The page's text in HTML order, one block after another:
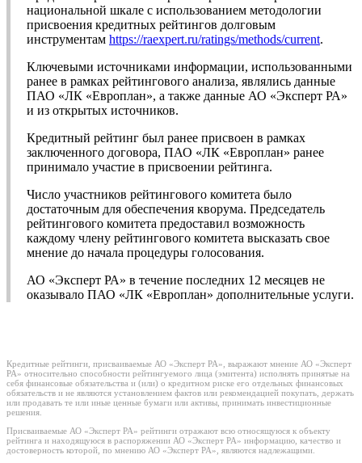
национальной шкале с использованием методологии
присвоения кредитных рейтингов долговым
инструментам https://raexpert.ru/ratings/methods/current.
Ключевыми источниками информации, использованными
ранее в рамках рейтингового анализа, являлись данные
ПАО «ЛК «Европлан», а также данные АО «Эксперт РА»
и из открытых источников.
Кредитный рейтинг был ранее присвоен в рамках
заключенного договора, ПАО «ЛК «Европлан» ранее
принимало участие в присвоении рейтинга.
Число участников рейтингового комитета было
достаточным для обеспечения кворума. Председатель
рейтингового комитета предоставил возможность
каждому члену рейтингового комитета высказать свое
мнение до начала процедуры голосования.
АО «Эксперт РА» в течение последних 12 месяцев не
оказывало ПАО «ЛК «Европлан» дополнительные услуги.
Кредитные рейтинги, присваиваемые АО «Эксперт РА», выражают мнение АО «Эксперт
РА» относительно способности рейтингуемого лица (эмитента) исполнять принятые на
себя финансовые обязательства и (или) о кредитном риске его отдельных финансовых
обязательств и не являются установлением фактов или рекомендацией покупать, держать
или продавать те или иные ценные бумаги или активы, принимать инвестиционные
решения.
Присваиваемые АО «Эксперт РА» рейтинги отражают всю относящуюся к объекту
рейтинга и находящуюся в распоряжении АО «Эксперт РА» информацию, качество и
достоверность которой, по мнению АО «Эксперт РА», являются надлежащими.